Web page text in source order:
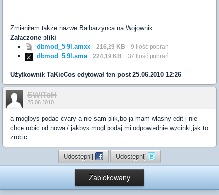
Zmieniłem takze nazwe Barbarzynca na Wojownik
Załączone pliki
dbmod_5.9l.amxx
216,29 KB 9 Ilość pobrań
dbmod_5.9l.sma 224,19 KB 37 Ilość pobrań
Użytkownik TaKieCos edytował ten post 25.06.2010 12:26
SWiTcH
25.06.2010
a moglbys podac cvary a nie sam plik,bo ja mam wlasny edit i nie
chce robic od nowa;/ jakbys mogl podaj mi odpowiednie wycinki,jak to
zrobic.....
Udostępnij Udostępnij
Zablokowany